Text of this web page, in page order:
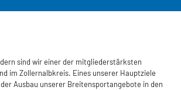
sind wir einer der mitgliederstärksten
im Zollernalbkreis. Eines unserer Hauptziele
Ausbau unserer Breitensportangebote in den